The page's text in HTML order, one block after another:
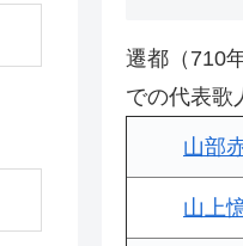
遷都（710
での代表歌
山部
山上